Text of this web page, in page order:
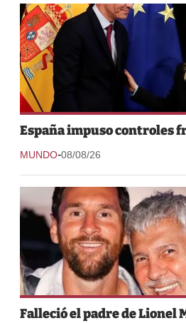
España impuso controles
MUNDO-08/08/26
Falleció el padre de Lionel